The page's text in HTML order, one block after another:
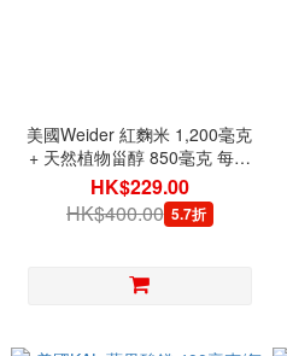
美國Weider 紅麴米 1,200毫克
+ 天然植物甾醇 850毫克 每食
用份量 120片
HK$229.00
HK$400.00 5.7折